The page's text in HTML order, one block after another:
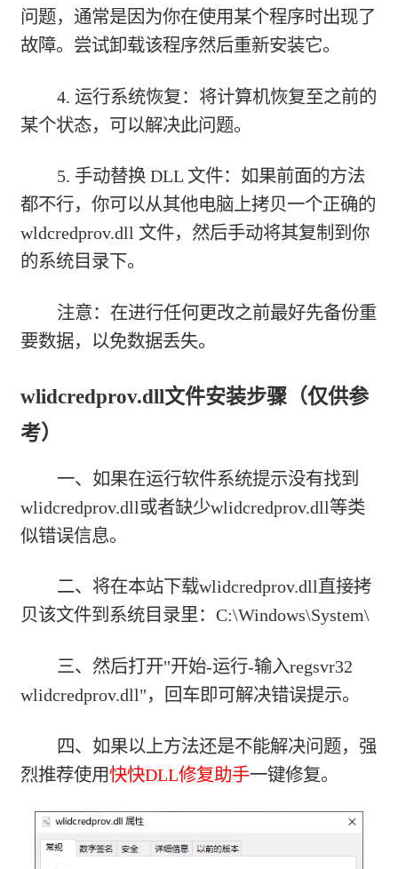
问题，通常是因为你在使用某个程序时出现了
故障。尝试卸载该程序然后重新安装它。
4. 运行系统恢复：将计算机恢复至之前的
某个状态，可以解决此问题。
5. 手动替换 DLL 文件：如果前面的方法
都不行，你可以从其他电脑上拷贝一个正确的
wldcredprov.dll 文件，然后手动将其复制到你
的系统目录下。
注意：在进行任何更改之前最好先备份重
要数据，以免数据丢失。
wlidcredprov.dll文件安装步骤（仅供参
考）
一、如果在运行软件系统提示没有找到
wlidcredprov.dll或者缺少wlidcredprov.dll等类
似错误信息。
二、将在本站下载wlidcredprov.dll直接拷
贝该文件到系统目录里：C:\Windows\System\
三、然后打开"开始-运行-输入regsvr32
wlidcredprov.dll"，回车即可解决错误提示。
四、如果以上方法还是不能解决问题，强
烈推荐使用快快DLL修复助手一键修复。